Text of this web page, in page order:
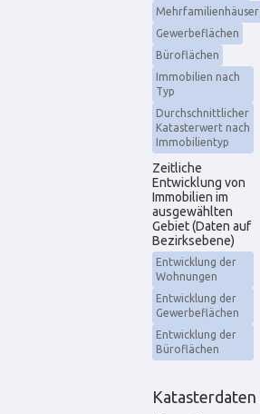
Mehrfamilienhäuser
Gewerbeflächen
Büroflächen
Immobilien nach
Typ
Durchschnittlicher
Katasterwert nach
Immobilientyp
Zeitliche
Entwicklung von
Immobilien im
ausgewählten
Gebiet (Daten auf
Bezirksebene)
Entwicklung der
Wohnungen
Entwicklung der
Gewerbeflächen
Entwicklung der
Büroflächen
Katasterdaten